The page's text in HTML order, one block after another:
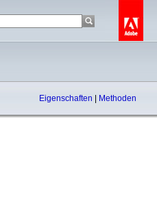
Eigenschaften Methoden